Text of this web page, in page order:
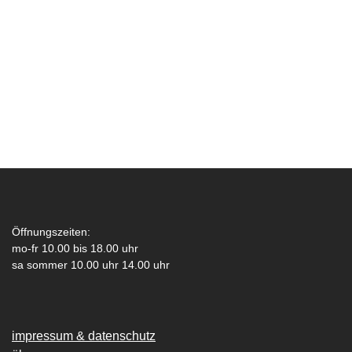
Öffnungszeiten:
mo-fr 10.00 bis 18.00 uhr
sa sommer 10.00 uhr 14.00 uhr
impressum & datenschutz